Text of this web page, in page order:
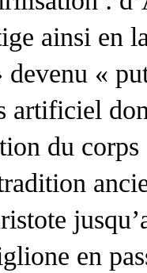
ainsi en
«
artificiel
du
en